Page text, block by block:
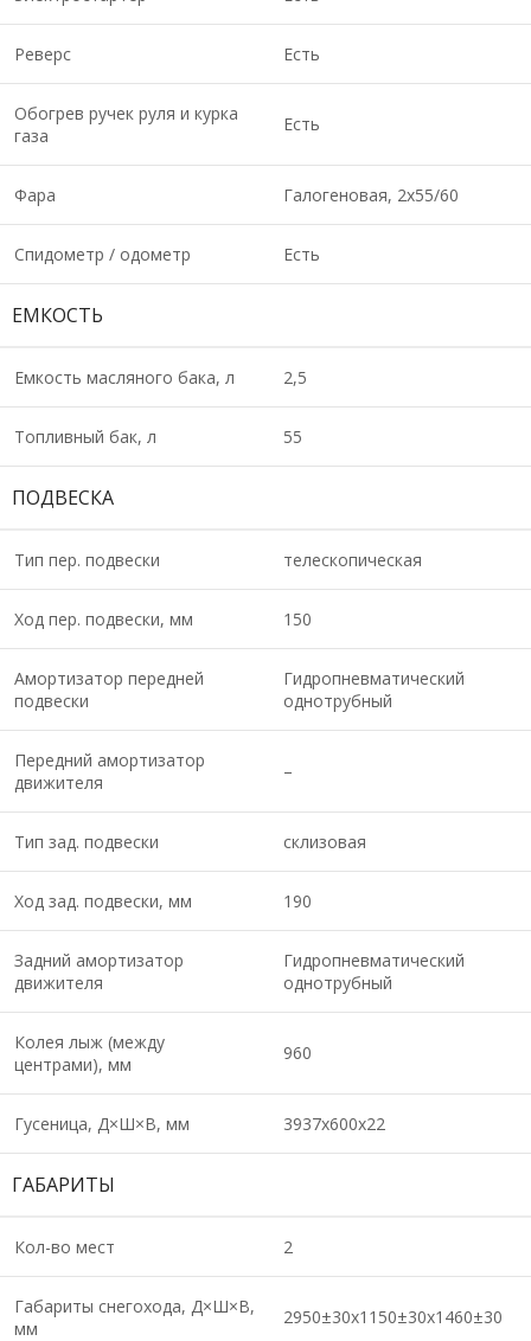
Реверс Есть
Обогрев ручек руля и курка
газа
Есть
Фара Галогеновая, 2х55/60
Спидометр / одометр Есть
ЕМКОСТЬ
Емкость масляного бака, л 2,5
Топливный бак, л 55
ПОДВЕСКА
Тип пер. подвески телескопическая
Ход пер. подвески, мм 150
Амортизатор передней
подвески
Гидропневматический
однотрубный
Передний амортизатор
движителя
–
Тип зад. подвески склизовая
Ход зад. подвески, мм 190
Задний амортизатор
движителя
Гидропневматический
однотрубный
Колея лыж (между
центрами), мм
960
Гусеница, Д×Ш×В, мм 3937х600х22
ГАБАРИТЫ
Кол-во мест 2
Габариты снегохода, Д×Ш×В,
мм
2950±30х1150±30х1460±30